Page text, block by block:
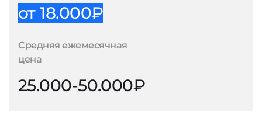
от 18.000₽
Средняя ежемесячная
цена
25.000-50.000₽